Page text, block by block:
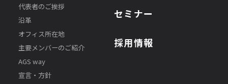
代表者のご挨拶
沿革
オフィス所在地
主要メンバーのご紹介
AGS way
宣言・方針
セミナー
採用情報